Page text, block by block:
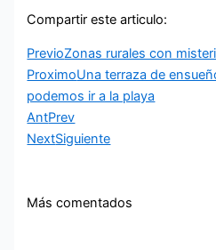
Compartir este articulo:
PrevioZonas rurales con
ProximoUna terraza de
podemos ir a la playa
AntPrev
NextSiguiente
Más comentados